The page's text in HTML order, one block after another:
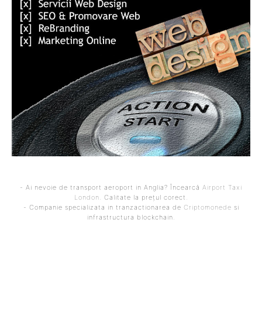
- Ai nevoie de transport aeroport in Anglia? Încearcă Airport Taxi
London . Calitate la prețul corect.
- Companie specializata in tranzactionarea de Criptomonede si
infrastructura blockchain.